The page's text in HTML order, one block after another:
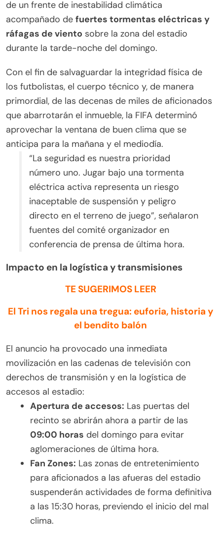
de un frente de inestabilidad climática
acompañado de fuertes tormentas eléctricas y
ráfagas de viento sobre la zona del estadio
durante la tarde-noche del domingo.
Con el fin de salvaguardar la integridad física de
los futbolistas, el cuerpo técnico y, de manera
primordial, de las decenas de miles de aficionados
que abarrotarán el inmueble, la FIFA determinó
aprovechar la ventana de buen clima que se
anticipa para la mañana y el mediodía.
“La seguridad es nuestra prioridad
número uno. Jugar bajo una tormenta
eléctrica activa representa un riesgo
inaceptable de suspensión y peligro
directo en el terreno de juego”, señalaron
fuentes del comité organizador en
conferencia de prensa de última hora.
Impacto en la logística y transmisiones
TE SUGERIMOS LEER
El Tri nos regala una tregua: euforia, historia y
el bendito balón
El anuncio ha provocado una inmediata
movilización en las cadenas de televisión con
derechos de transmisión y en la logística de
accesos al estadio:
Apertura de accesos: Las puertas del
recinto se abrirán ahora a partir de las
09:00 horas del domingo para evitar
aglomeraciones de última hora.
Fan Zones: Las zonas de entretenimiento
para aficionados a las afueras del estadio
suspenderán actividades de forma definitiva
a las 15:30 horas, previendo el inicio del mal
clima.